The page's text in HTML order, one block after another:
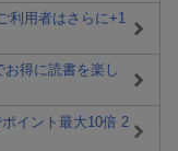
利用者はさらに+1
お得に読書を楽し
イント最大10倍 2